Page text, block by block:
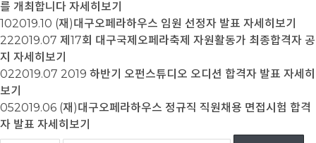
를 개최합니다 자세히보기
102019.10 (재)대구오페라하우스 임원 선정자 발표 자세히보기
222019.07 제17회 대구국제오페라축제 자원활동가 최종합격자 공
지 자세히보기
022019.07 2019 하반기 오펀스튜디오 오디션 합격자 발표 자세히
보기
052019.06 (재)대구오페라하우스 정규직 직원채용 면접시험 합격
자 발표 자세히보기